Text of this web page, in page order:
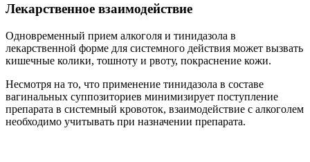
Лекарственное взаимодействие
Одновременный прием алкоголя и тинидазола в
лекарственной форме для системного действия может вызвать
кишечные колики, тошноту и рвоту, покраснение кожи.
Несмотря на то, что применение тинидазола в составе
вагинальных суппозиториев минимизирует поступление
препарата в системный кровоток, взаимодействие с алкоголем
необходимо учитывать при назначении препарата.